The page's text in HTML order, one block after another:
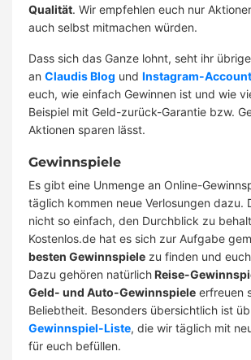
Qualität. Wir empfehlen euch nur
auch selbst mitmachen würden.
Dass sich das Ganze lohnt, seht ihr
an Claudis Blog und Instagram-Account
euch, wie einfach Gewinnen ist und wie
Beispiel mit Geld-zurück-Garantie bzw.
Aktionen sparen lässt.
Gewinnspiele
Es gibt eine Unmenge an Online-
täglich kommen neue Verlosungen dazu.
nicht so einfach, den Durchblick zu
Kostenlos.de hat es sich zur Aufgabe
besten Gewinnspiele zu finden und
Dazu gehören natürlichReise-
Geld- und Auto-Gewinnspiele erfreuen
Beliebtheit. Besonders übersichtlich ist
Gewinnspiel-Liste, die wir täglich mit
für euch befüllen.